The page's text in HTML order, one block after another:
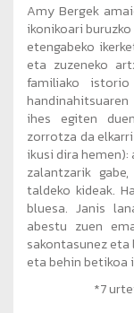
Amy Bergek
ikonikoari
etengabeko
eta zuzeneko
familiako
ihes egiten
zorrotza da
ikusi dira
zalantzarik
taldeko kideak.
bluesa. Janis
abestu zuen
sakontasunez eta
eta behin betikoa
*7